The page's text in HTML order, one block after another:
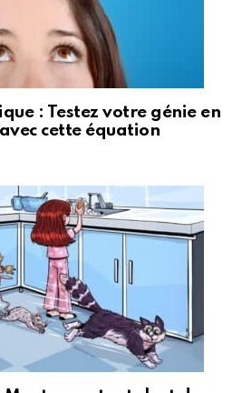
: Testez votre génie en
cette équation